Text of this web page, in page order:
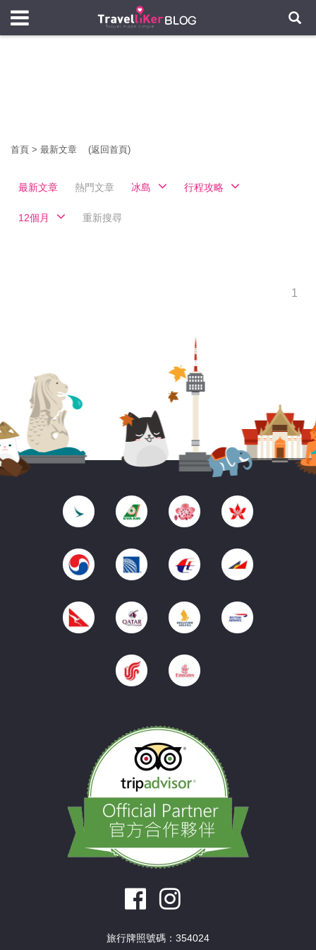
首頁 > 最新文章 (返回首頁)
最新文章 熱門文章 冰島 行程攻略
12個月 重新搜尋
1
旅行牌照號碼：354024